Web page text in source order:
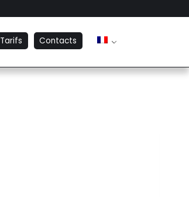
Tarifs Contacts